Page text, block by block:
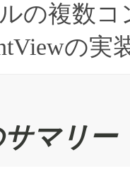
の複数
の実
マリー